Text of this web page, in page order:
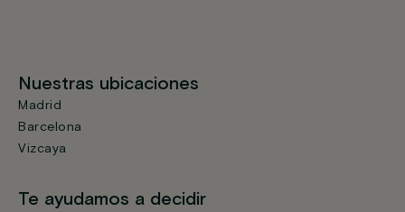
Nuestras ubicaciones
Madrid
Barcelona
Vizcaya
Te ayudamos a decidir